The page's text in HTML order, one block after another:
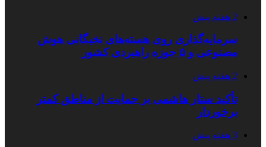
2 هفته پیش
سرمایه‌گذاری روی هسته‌های نخبگانی هوش
مصنوعی و ۵ حوزه راهبردی کشور
2 هفته پیش
تأکید ستار هاشمی بر حمایت از مناطق کمتر
برخوردار
3 هفته پیش